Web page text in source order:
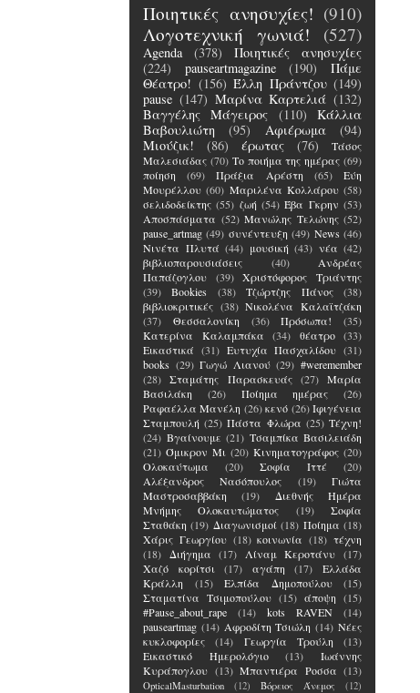
Ποιητικές ανησυχίες! (910)
Λογοτεχνική γωνιά!
(527)
Agenda (378)
Ποιητικές ανησυχίες
(224)
pauseartmagazine (190)
Πάμε
Θέατρο! (156) Έλλη Πράντζου (149)
pause (147) Μαρίνα Καρτελιά (132)
Βαγγέλης Μάγειρος
(110)
Κάλλια
Βαβουλιώτη
(95) Αφιέρωμα
(94)
Μιούζικ!
(86) έρωτας (76)
Τάσος
Μαλεσιάδας (70) Το ποιήμα της ημέρας (69)
ποίηση
(69) Πράξια Αρέστη (65)
Εύη
Μουρέλλου (60) Μαριλένα Κολλάρου (58)
σελιδοδείκτης (55) ζωή (54) Έβα Γκρην (53)
Αποσπάσματα (52) Μανώλης Τελώνης (52)
pause_artmag (49) συνέντευξη (49) News (46)
Νινέτα Πλυτά (44) μουσική (43) νέα (42)
βιβλιοπαρουσιάσεις
(40)
Ανδρέας
Παπάζογλου
(39)
Χριστόφορος Τριάντης
(39)
Bookies (38) Τζώρτζης Πάνος
(38)
βιβλιοκριτικές (38) Νικολένα Καλαϊτζάκη
(37)
Θεσσαλονίκη (36) Πρόσωπα!
(35)
Κατερίνα Καλαμπάκα
(34) θέατρο (33)
Εικαστικά (31) Ευτυχία Πασχαλίδου (31)
books (29) Γωγώ Λιανού (29) #weremember
(28) Σταμάτης Παρασκευάς (27) Μαρία
Βασιλάκη
(26) Ποίημα ημέρας
(26)
Ραφαέλλα Μανέλη (26) κενό (26) Ιφιγένεια
Σταμπουλή (25) Πάστα Φλώρα (25) Τέχνη!
(24) Βγαίνουμε (21) Τσαμπίκα Βασιλειάδη
(21) Όμικρον Μι (20) Κινηματογράφος (20)
Ολοκαύτωμα
(20) Σοφία Ιττέ
(20)
Αλέξανδρος Νασόπουλος
(19)
Γιώτα
Μαστροσαββάκη
(19)
Διεθνής Ημέρα
Μνήμης Ολοκαυτώματος
(19)
Σοφία
Σταθάκη (19) Διαγωνισμοί (18) Ποίημα (18)
Χάρις Γεωργίου (18) κοινωνία (18) τέχνη
(18)
Διήγημα (17) Λίναμ Κεροτάνυ (17)
Χαζό κορίτσι
(17) αγάπη (17)
Ελλάδα
Κράλλη
(15) Ελπίδα Δημοπούλου
(15)
Σταματίνα Τσιμοπούλου (15) άποψη (15)
#Pause_about_rape
(14) kots RAVEN
(14)
pauseartmag (14) Αφροδίτη Τσιώλη (14) Νέες
κυκλοφορίες
(14) Γεωργία Τρούλη
(13)
Εικαστικό Ημερολόγιο
(13)
Ιωάννης
Κυράπογλου (13) Μπαντιέρα Ροσσα (13)
OpticalMasturbation (12) Βόρειος Άνεμος
(12)